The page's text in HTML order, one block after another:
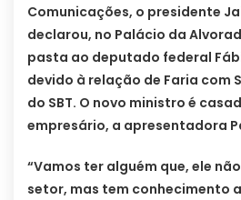
Comunicações, o presidente
declarou, no Palácio da
pasta ao deputado federal
devido à relação de Faria com
do SBT. O novo ministro é
empresário, a apresentadora
“Vamos ter alguém que, ele
setor, mas tem conhecimento